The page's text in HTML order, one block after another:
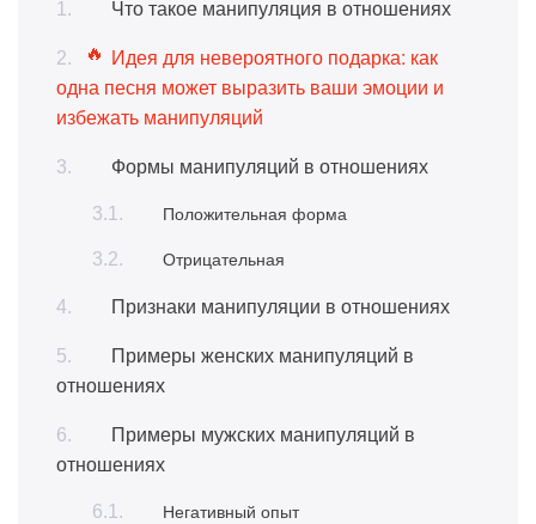
Что такое манипуляция в отношениях
Идея для невероятного подарка: как
одна песня может выразить ваши эмоции и
избежать манипуляций
Формы манипуляций в отношениях
Положительная форма
Отрицательная
Признаки манипуляции в отношениях
Примеры женских манипуляций в
отношениях
Примеры мужских манипуляций в
отношениях
Негативный опыт